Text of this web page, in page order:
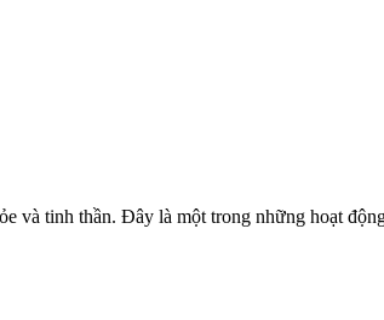
và tinh thần. Đây là một trong những hoạt